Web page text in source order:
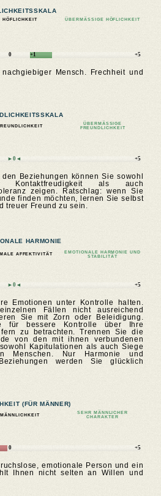
HÖFLICHKEIT ÜBERMÄSSIGE HÖFLICHKEIT
0 +1 +5
Mensch. Frechheit und
ÜBERMÄSSIGE F
REUNDLICHKEIT
►0◄ +5
Beziehungen können Sie sowohl
Kontaktfreudigkeit als auch
zeigen. Ratschlag: wenn Sie
finden möchten, lernen Sie selbst
treuer Freund zu sein.
HARMONIE
AFFEKTIVITÄT
EMOTIONALE HARMONIE UND
STABILITÄT
►0◄ +5
Emotionen unter Kontrolle halten.
Fällen nicht ausreichend
Sie mit Zorn oder Beleidigung.
für bessere Kontrolle über Ihre
zu betrachten. Trennen Sie die
von den mit ihnen verbundenen
Kapitulationen als auch Siege
Menschen. Nur Harmonie und
werden Sie glücklich
(FÜR MÄNNER)
MÄNNLICHKEIT
SEHR MÄNNLICHER
CHARAKTER
0 +5
emotionale Person und ein
Ihnen nicht selten an Willen und